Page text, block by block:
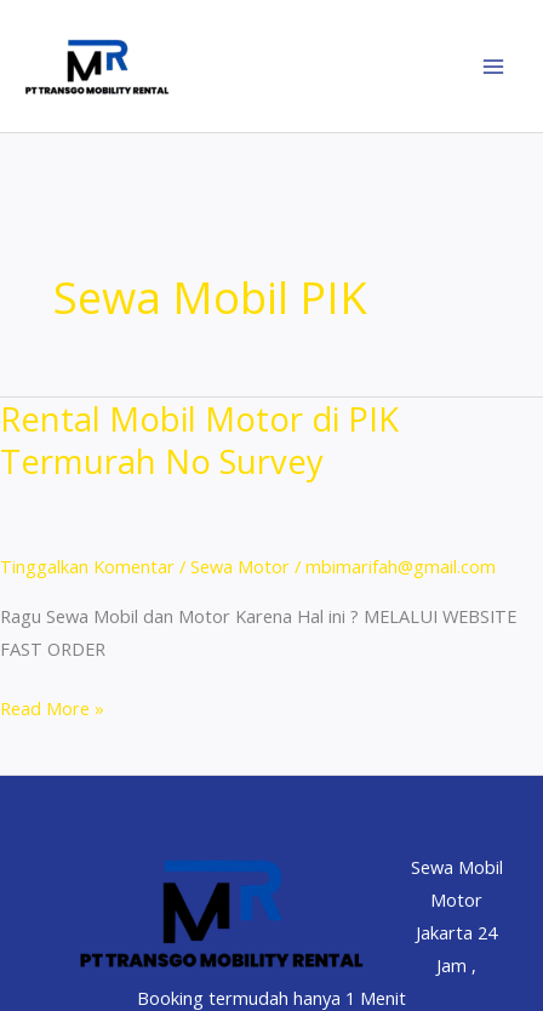
konten
Sewa Mobil PIK
Rental Mobil Motor di PIK
Termurah No Survey
Tinggalkan Komentar / Sewa Motor / mbimarifah@gmail.com
Ragu Sewa Mobil dan Motor Karena Hal ini ? MELALUI WEBSITE
FAST ORDER
Rental
Motor
Read More »
Sewa Mobil
Motor
Jakarta 24
Jam ,
Booking termudah hanya 1 Menit